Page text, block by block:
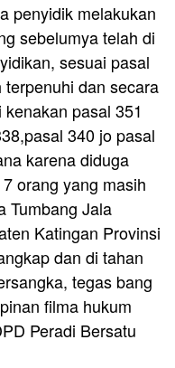
penyidik melakukan
sebelumya telah di
sesuai pasal
dan secara
pasal 351
340 jo pasal
karena diduga
orang yang masih
Tumbang Jala
Katingan Provinsi
dan di tahan
tegas bang
filma hukum
Peradi Bersatu